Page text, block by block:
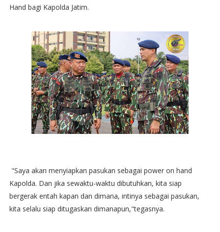
Hand bagi Kapolda Jatim.
"Saya akan menyiapkan pasukan sebagai power on hand
Kapolda. Dan jika sewaktu-waktu dibutuhkan, kita siap
bergerak entah kapan dan dimana, intinya sebagai pasukan,
kita selalu siap ditugaskan dimanapun,"tegasnya.